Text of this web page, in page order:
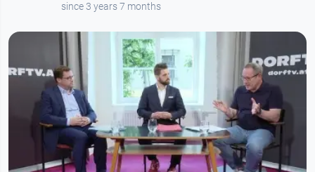
since 3 years 7 months